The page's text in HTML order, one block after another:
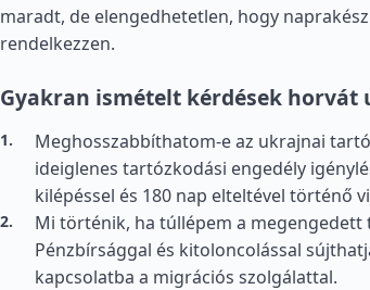
maradt, de elengedhetetlen, hogy
rendelkezzen.
Gyakran ismételt kérdések horvát
Meghosszabbíthatom-e az ukrajnai
ideiglenes tartózkodási engedély
kilépéssel és 180 nap elteltével történő
Mi történik, ha túllépem a megengedett
Pénzbírsággal és kitoloncolással
kapcsolatba a migrációs szolgálattal.